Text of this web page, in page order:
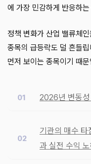
에 가장 민감하게 반응하
정책 변화가 산업 밸류체
종목의 급등락도 덜 흔들
먼저 보이는 종목이기 때
2026년 변동
기관의 매수
과 실전 수익